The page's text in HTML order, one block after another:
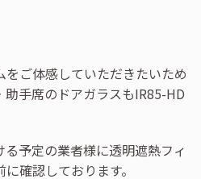
ご体感していただきたいため
手席のドアガラスもIR85-HD
予定の業者様に透明遮熱フィ
確認しております。